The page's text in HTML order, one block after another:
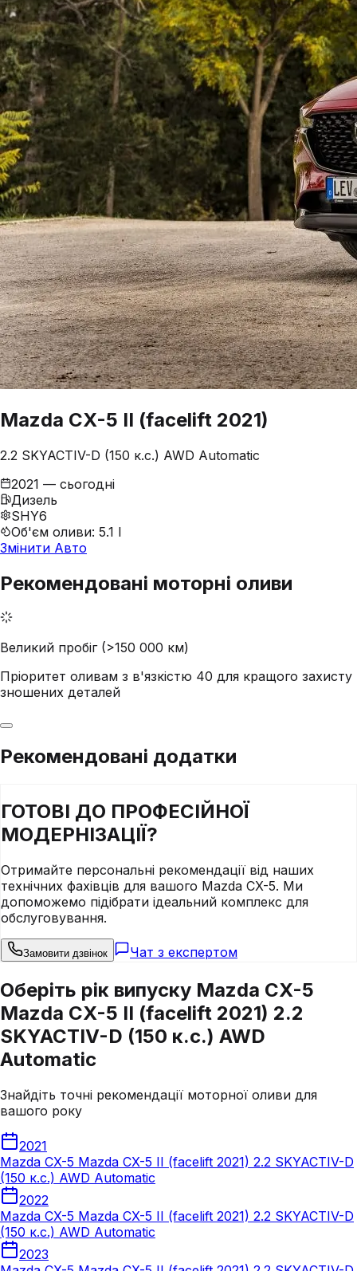
Mazda CX-5 II (facelift 2021)
2.2 SKYACTIV-D (150 к.с.) AWD Automatic
2021 — сьогодні
Дизель
SHY6
Об'єм оливи: 5.1 l
Змінити Авто
Рекомендовані моторні оливи
Великий пробіг (>150 000 км)
Пріоритет оливам з в'язкістю 40 для кращого захисту
зношених деталей
Рекомендовані додатки
ГОТОВІ ДО ПРОФЕСІЙНОЇ
МОДЕРНІЗАЦІЇ?
Отримайте персональні рекомендації від наших
технічних фахівців для вашого Mazda CX-5. Ми
допоможемо підібрати ідеальний комплекс для
обслуговування.
Замовити дзвінок Чат з експертом
Оберіть рік випуску Mazda CX-5
Mazda CX-5 II (facelift 2021) 2.2
SKYACTIV-D (150 к.с.) AWD
Automatic
Знайдіть точні рекомендації моторної оливи для
вашого року
2021
Mazda CX-5 Mazda CX-5 II (facelift 2021) 2.2 SKYACTIV-D
(150 к.с.) AWD Automatic
2022
Mazda CX-5 Mazda CX-5 II (facelift 2021) 2.2 SKYACTIV-D
(150 к.с.) AWD Automatic
2023